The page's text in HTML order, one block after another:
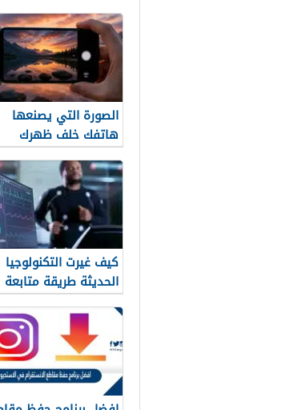
الصورة التي يصنعها
هاتفك خلف ظهرك
كيف غيرت التكنولوجيا
الحديثة طريقة متابعة
المصريين للرياضة